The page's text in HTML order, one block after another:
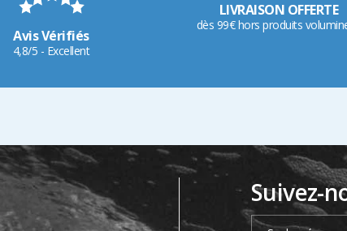
Avis Vérifiés
4,8/5 - Excellent
LIVRAISON OFFERTE
dès 99€ hors produits
Suivez-